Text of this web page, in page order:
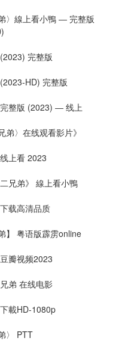
〉線上看小鴨 ― 完整版
完整版
HD) 完整版
整版 (2023) ― 线上
弟〉在线观看影片》
上看 2023
兄弟》 線上看小鴨
载高清品质
】 粤语版霹雳online
瓣视频2023
弟 在线电影
載HD-1080p
〉 PTT